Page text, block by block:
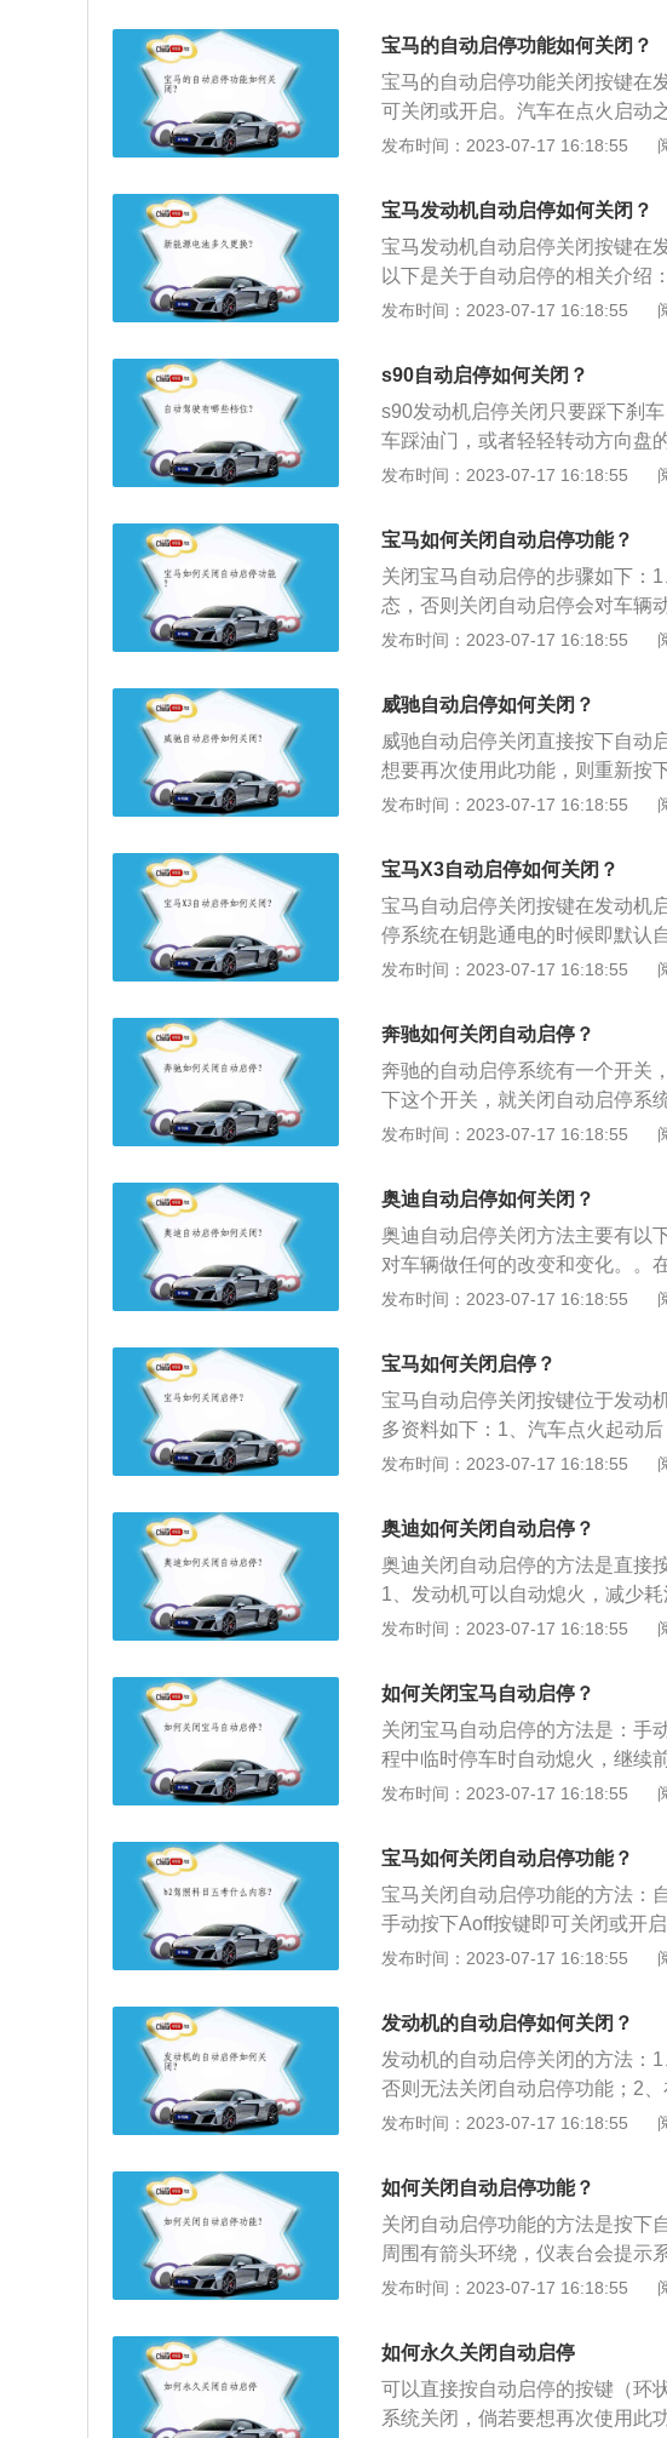
灯）的时候，自动熄火，当需要
统，它是通过在传统发动机上植
怠速停车条件时，发动机完全熄
电机系统迅速响应驾驶员启动命
油耗和废气排放。
宝马的自动启停功能如何关闭？
宝马的自动启停功能关闭按键在
可关闭或开启。汽车在点火启动
默认开启，如果不想使用这一功
系、5系、7系、X1、X6、Z4和
其车身尺寸长宽高分别为4880m
6在外观上，来自宝马的家族式
侧天使眼与高亮度氙灯完成了车
发布时间：2023-07-17 16:18:55
宝马发动机自动启停如何关闭？
宝马发动机自动启停关闭按键在
以下是关于自动启停的相关介绍
候，自动熄火。当需要继续前进
发布时间：2023-07-17 16:18:55
s90自动启停如何关闭？
s90发动机启停关闭只要踩下刹
车踩油门，或者轻轻转动方向盘
1、启停系统英文翻译为：Start-
油会持续运转，使发动机内部保
动，此时，因润滑油一直循环，
成磨损。2、新型汽车多使用发
内所需的电力将改由AGM电池供
因此若静止时间过久，不免会影
发布时间：2023-07-17 16:18:55
宝马如何关闭自动启停功能？
关闭宝马自动启停的步骤如下：
态，否则关闭自动启停会对车辆
刹车按钮，防止车辆溜车。3、
动启停的相关介绍：1、它是通
电机，使汽车在满足怠速停车条
动前进时，怠速起停电机系统迅
衔接，从而大大减少油耗和废气
中临时停车(例如等红灯)的时候
发布时间：2023-07-17 16:18:55
威驰自动启停如何关闭？
威驰自动启停关闭直接按下自动
想要再次使用此功能，则重新按
默认开启自动启停功能。以下是
时候，系统自动重启发动机的一
T智能节油系统是一套控制发动
是，当车辆因为拥堵或者路口停
候，Start/Stop系统自动检测：
感器显示为零；电子电池传感器
即就可以启动“启动停止器”，并
松开刹车，或者转动方向盘，发
步，整个过程都处于D档状态。
发布时间：2023-07-17 16:18:55
宝马X3自动启停如何关闭？
宝马自动启停关闭按键在发动机
停系统在钥匙通电的时候即默认
是关于自动启停的更多资料：1
机的一套系统。英文名称STOP-
发动机启动和停止的系统。2、
是发动机没启动可能造成后溜，
不制冷，但电脑检测到车内温度
这时候自动启动已经失去作用。
发布时间：2023-07-17 16:18:55
奔驰如何关闭自动启停？
奔驰的自动启停系统有一个开关
下这个开关，就关闭自动启停系
系统可以降低燃油消耗，可以降
动。发动机关闭后，因为机油有
留。再次启动发动机时，机油还
发布时间：2023-07-17 16:18:55
奥迪自动启停如何关闭？
奥迪自动启停关闭方法主要有以
对车辆做任何的改变和变化。。
后，因为奥迪自动起停功能是默
重新开关了点火开关，就需要重
作起来比较专业，需要用到专用
车辆进行通讯进入到地址码09中
入“20113”确定--然后通道号输入
上“30”，然后点击保存即可。用
发布时间：2023-07-17 16:18:55
宝马如何关闭启停？
宝马自动启停关闭按键位于发动
多资料如下：1、汽车点火起动
停功能，可手动将其关闭，按键
发布时间：2023-07-17 16:18:55
奥迪如何关闭自动启停？
奥迪关闭自动启停的方法是直接
1、发动机可以自动熄火，减少
代皮带轮对发动机冷却风扇及车
型车，车身尺寸是：长4858mm
身重量为1610kg。
发布时间：2023-07-17 16:18:55
如何关闭宝马自动启停？
关闭宝马自动启停的方法是：手
程中临时停车时自动熄火，继续
下的车型有：宝马5系、宝马3系
m、高1500mm，轴距为
速箱，最大功率是135千瓦，最
发布时间：2023-07-17 16:18:55
宝马如何关闭自动启停功能？
宝马关闭自动启停功能的方法：
手动按下Aoff按键即可关闭或开
的自动启停功能会自动开启，这
21款宝马5系为例，其车身尺寸
为3105毫米，油箱容积为68升
135千瓦，与其匹配的是8挡手自
发布时间：2023-07-17 16:18:55
发动机的自动启停如何关闭？
发动机的自动启停关闭的方法：
否则无法关闭自动启停功能；2
击按钮，就可以将车辆的自动启
在密封气缸内燃烧后膨胀气体，
作方式可将发动机分为自然吸气
增压发动机四个类型。
发布时间：2023-07-17 16:18:55
如何关闭自动启停功能？
关闭自动启停功能的方法是按下
周围有箭头环绕，仪表台会提示
按键进行开启。自动启停就是在
动机上植入具有怠速起停功能的
机完全熄灭不工作；当整车再需
员启动命令，快速启动发动机，
发布时间：2023-07-17 16:18:55
如何永久关闭自动启停
可以直接按自动启停的按键（环
系统关闭，倘若要想再次使用此